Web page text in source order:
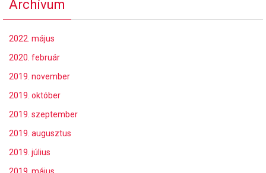
Archívum
2022. május
2020. február
2019. november
2019. október
2019. szeptember
2019. augusztus
2019. július
2019. május